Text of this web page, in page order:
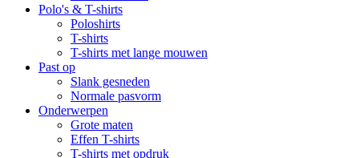
Polo's & T-shirts
Poloshirts
T-shirts
T-shirts met lange mouwen
Past op
Slank gesneden
Normale pasvorm
Onderwerpen
Grote maten
Effen T-shirts
T-shirts met opdruk